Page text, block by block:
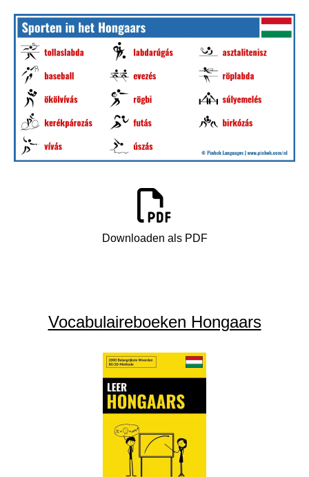
Downloaden als PDF
Vocabulaireboeken Hongaars